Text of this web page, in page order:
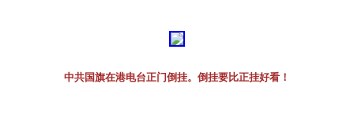
中共国旗在港电台正门倒挂。倒挂要比正挂好看！